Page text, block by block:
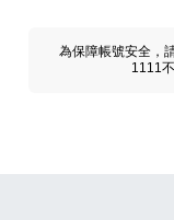
為保障帳號安全，
1111